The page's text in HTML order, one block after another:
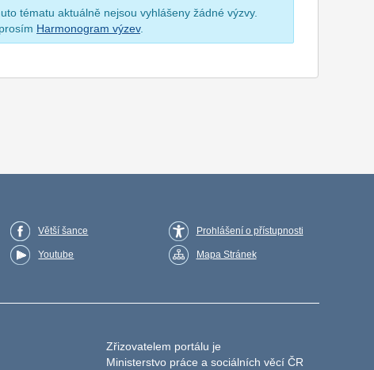
tématu aktuálně nejsou vyhlášeny žádné výzvy.
Harmonogram výzev.
Větší šance
Youtube
Prohlášení o přístupnosti
Mapa Stránek
Zřizovatelem portálu je
Ministerstvo práce a sociálních věcí ČR